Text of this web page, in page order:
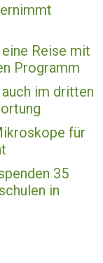
Reise mit
Programm
im dritten
für
35
in